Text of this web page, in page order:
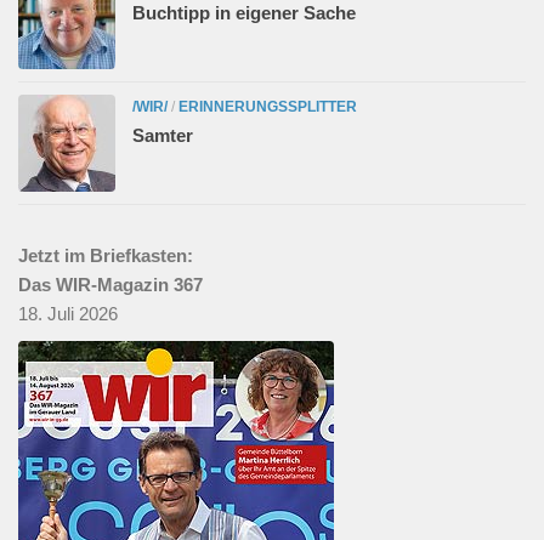
Buchtipp in eigener Sache
/WIR/ / ERINNERUNGSSPLITTER
Samter
Jetzt im Briefkasten:
Das WIR-Magazin 367
18. Juli 2026